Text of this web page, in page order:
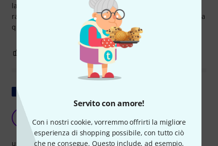
Servito con amore!
Con i nostri cookie, vorremmo offrirti la migliore
esperienza di shopping possibile, con tutto ciò
che ne consegue. Questo include, ad esempio,
lasciato sempre la modalità standby attiva, la valvola
raddrizzatrice non ha mollato la presa! Non rinuncerò mai a
questo amplificatore.
SEGNALA UN ABUSO
Lacer 30.06.2018
uso